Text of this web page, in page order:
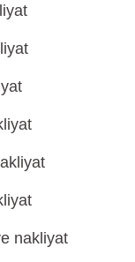
nakliyat